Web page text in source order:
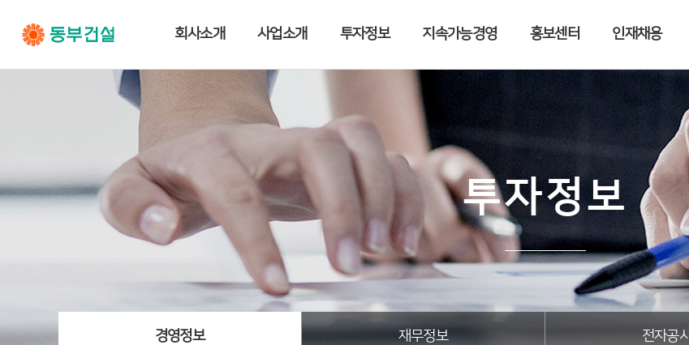
인
이
션
회사소개 사업소개 투자정보 지속가능경영 홍보센터 인재채용
투자정보
경영정보 재무정보 전자공시